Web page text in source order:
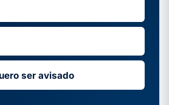
ser avisado